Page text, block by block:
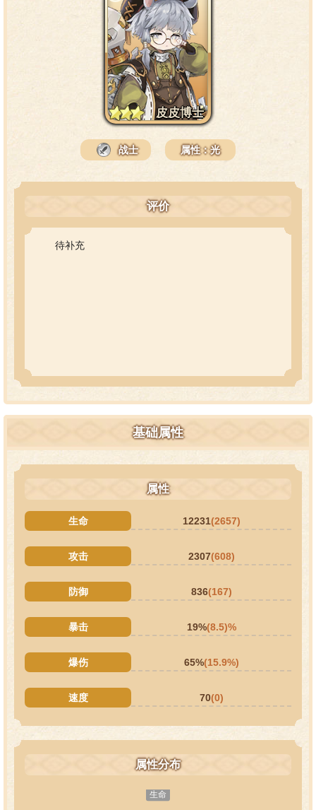
皮皮博士
战士 属性：光
评价
待补充
基础属性
属性
生命 12231(2657)
攻击 2307(608)
防御 836(167)
暴击 19%(8.5)%
爆伤 65%(15.9%)
速度 70(0)
属性分布